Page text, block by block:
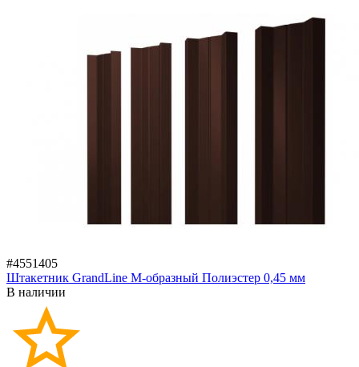
#4551405
Штакетник GrandLine M-образный Полиэстер 0,45 мм
В наличии